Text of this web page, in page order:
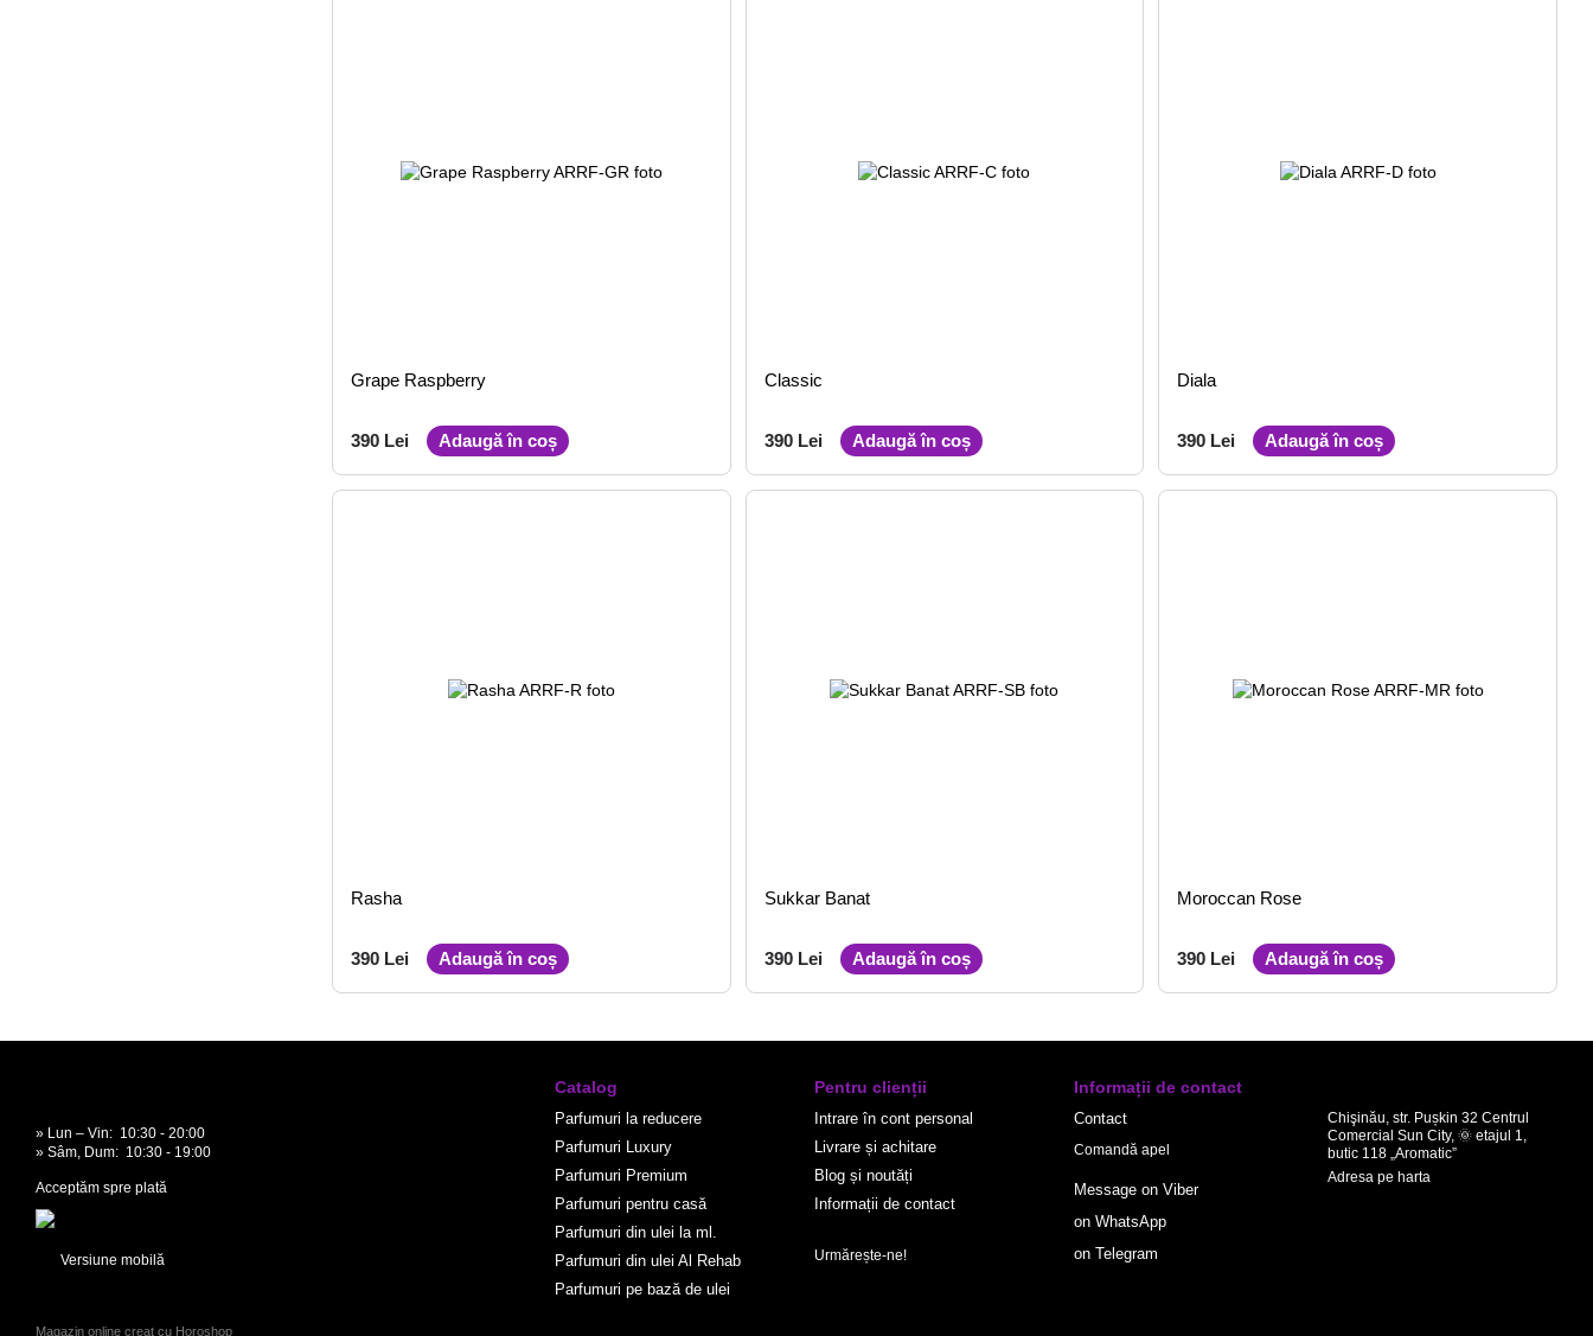
Grape Raspberry
390 Lei Adaugă în coș
Classic
390 Lei Adaugă în coș
Diala
390 Lei Adaugă în coș
Rasha
390 Lei Adaugă în coș
Sukkar Banat
390 Lei Adaugă în coș
Moroccan Rose
390 Lei Adaugă în coș
» Lun – Vin: 10:30 - 20:00
» Sâm, Dum: 10:30 - 19:00
Acceptăm spre plată
Versiune mobilă
Magazin online creat cu Horoshop
Catalog
Parfumuri la reducere
Parfumuri Luxury
Parfumuri Premium
Parfumuri pentru casă
Parfumuri din ulei la ml.
Parfumuri din ulei Al Rehab
Parfumuri pe bază de ulei
Pentru clienții
Intrare în cont personal
Livrare și achitare
Blog și noutăți
Informații de contact
Urmărește-ne!
Informații de contact
Contact
Comandă apel
Message on Viber
on WhatsApp
on Telegram
Chişinău, str. Pușkin 32 Centrul
Comercial Sun City, 🌞 etajul 1,
butic 118 „Aromatic”
Adresa pe harta